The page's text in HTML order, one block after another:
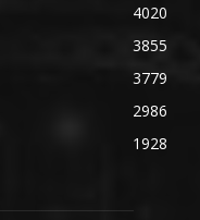
4020
3855
3779
2986
1928